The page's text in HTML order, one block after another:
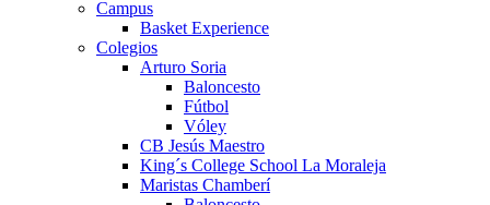
Campus
Basket Experience
Colegios
Arturo Soria
Baloncesto
Fútbol
Vóley
CB Jesús Maestro
King´s College School La Moraleja
Maristas Chamberí